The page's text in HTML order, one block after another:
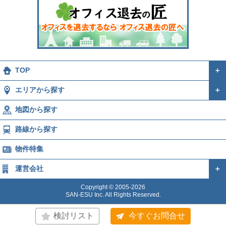
検討リスト 今すぐお問合せ
TOP ＋
エリアから探す ＋
地図から探す
路線から探す
物件特集
運営会社 ＋
Copyright © 2005-2026
SAN-ESU Inc. All Rights Reserved.